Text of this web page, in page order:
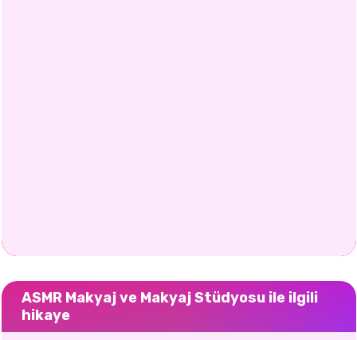
ASMR Makyaj ve Makyaj Stüdyosu ile ilgili
hikaye